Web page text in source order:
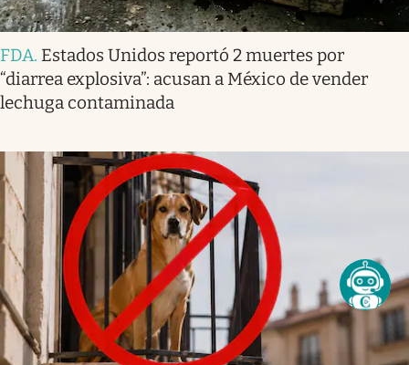
FDA. Estados Unidos reportó 2 muertes por
“diarrea explosiva”: acusan a México de vender
lechuga contaminada